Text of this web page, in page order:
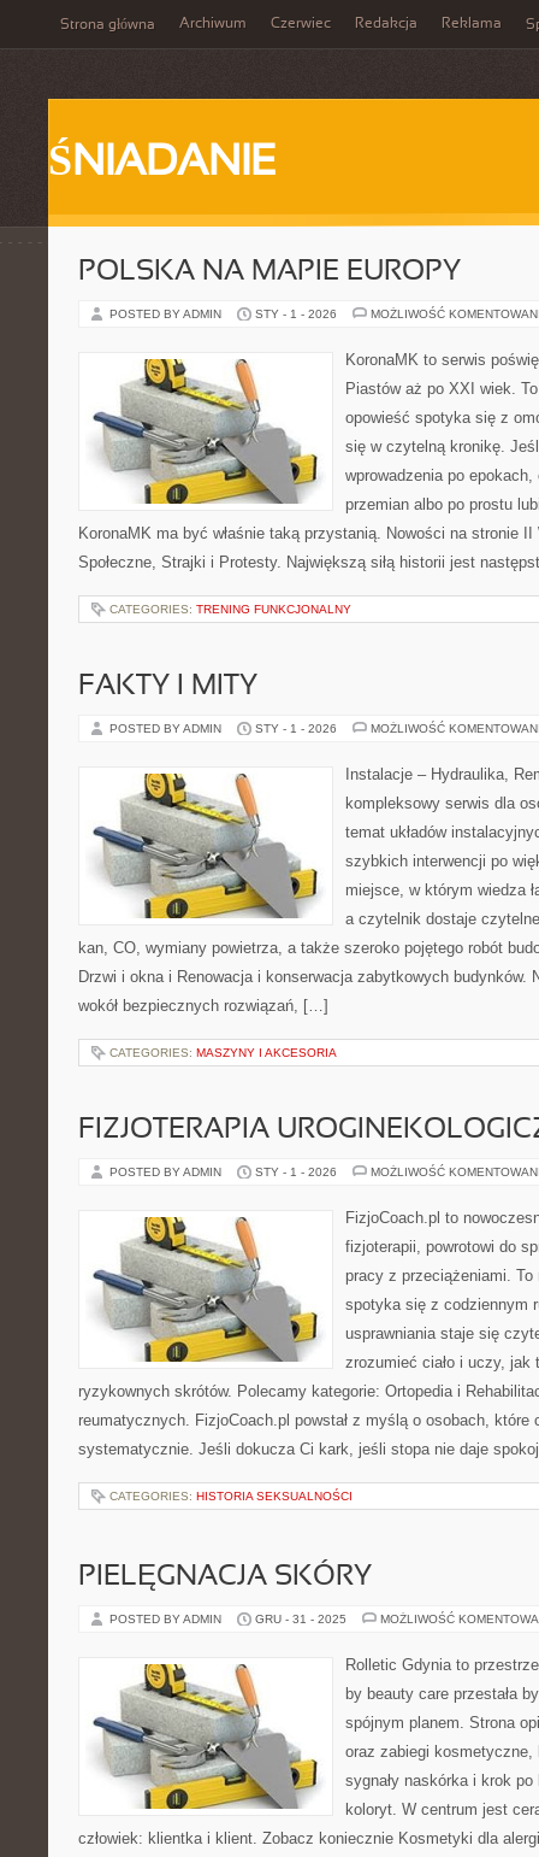
Strona główna Archiwum Czerwiec Redakcja Reklama
ŚNIADANIE
POLSKA NA MAPIE EUROPY
POSTED BY ADMIN STY - 1 - 2026 MOŻLIWOŚĆ
KoronaMK to serwis
Piastów aż po XXI wiek.
opowieść spotyka się z
się w czytelną kronikę.
wprowadzenia po
przemian albo po prostu
KoronaMK ma być właśnie taką przystanią. Nowości na stronie
Społeczne, Strajki i Protesty. Największą siłą historii jest
CATEGORIES: TRENING FUNKCJONALNY
FAKTY I MITY
POSTED BY ADMIN STY - 1 - 2026 MOŻLIWOŚĆ
Instalacje – Hydraulika,
kompleksowy serwis dla
temat układów
szybkich interwencji po
miejsce, w którym wiedza
a czytelnik dostaje
kan, CO, wymiany powietrza, a także szeroko pojętego robót
Drzwi i okna i Renowacja i konserwacja zabytkowych budynków.
wokół bezpiecznych rozwiązań, […]
CATEGORIES: MASZYNY I AKCESORIA
FIZJOTERAPIA
POSTED BY ADMIN STY - 1 - 2026 MOŻLIWOŚĆ
FizjoCoach.pl to
fizjoterapii, powrotowi do
pracy z przeciążeniami.
spotyka się z codziennym
usprawniania staje się
zrozumieć ciało i uczy, jak
ryzykownych skrótów. Polecamy kategorie: Ortopedia i
reumatycznych. FizjoCoach.pl powstał z myślą o osobach, które
systematycznie. Jeśli dokucza Ci kark, jeśli stopa nie daje
CATEGORIES: HISTORIA SEKSUALNOŚCI
PIELĘGNACJA SKÓRY
POSTED BY ADMIN GRU - 31 - 2025 MOŻLIWOŚĆ
Rolletic Gdynia to
by beauty care przestała
spójnym planem. Strona
oraz zabiegi
sygnały naskórka i krok po
koloryt. W centrum jest
człowiek: klientka i klient. Zobacz koniecznie Kosmetyki dla